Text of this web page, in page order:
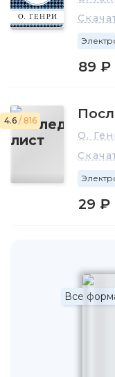
89 ₽
4.6 / 816
О.
29 ₽
Все